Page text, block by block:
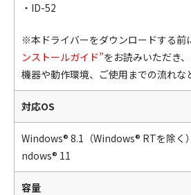
・ID-52
※本ドライバーをダウンロードする前
ンストールガイド”をお読みいただき
機器や動作環境、ご使用までの流れな
対応OS
Windows® 8.1（Windows® RTを除く
ndows® 11
容量